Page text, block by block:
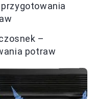
–
potraw